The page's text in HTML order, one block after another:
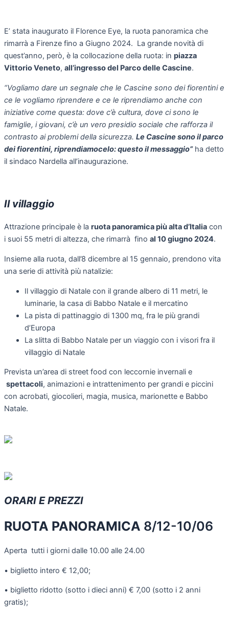
E’ stata inaugurato il Florence Eye, la ruota panoramica che
rimarrà a Firenze fino a Giugno 2024. La grande novità di
quest’anno, però, è la collocazione della ruota: in piazza
Vittorio Veneto, all’ingresso del Parco delle Cascine.
“Vogliamo dare un segnale che le Cascine sono dei fiorentini e
ce le vogliamo riprendere e ce le riprendiamo anche con
iniziative come questa: dove c’è cultura, dove ci sono le
famiglie, i giovani, c’è un vero presidio sociale che rafforza il
contrasto ai problemi della sicurezza. Le Cascine sono il parco
dei fiorentini, riprendiamocelo: questo il messaggio” ha detto
il sindaco Nardella all’inaugurazione.
Il villaggio
Attrazione principale è la ruota panoramica più alta d’Italia con
i suoi 55 metri di altezza, che rimarrà fino al 10 giugno 2024.
Insieme alla ruota, dall’8 dicembre al 15 gennaio, prendono vita
una serie di attività più natalizie:
Il villaggio di Natale con il grande albero di 11 metri, le
luminarie, la casa di Babbo Natale e il mercatino
La pista di pattinaggio di 1300 mq, fra le più grandi
d’Europa
La slitta di Babbo Natale per un viaggio con i visori fra il
villaggio di Natale
Prevista un’area di street food con leccornie invernali e
spettacoli, animazioni e intrattenimento per grandi e piccini
con acrobati, giocolieri, magia, musica, marionette e Babbo
Natale.
ORARI E PREZZI
RUOTA PANORAMICA 8/12-10/06
Aperta tutti i giorni dalle 10.00 alle 24.00
• biglietto intero € 12,00;
• biglietto ridotto (sotto i dieci anni) € 7,00 (sotto i 2 anni
gratis);